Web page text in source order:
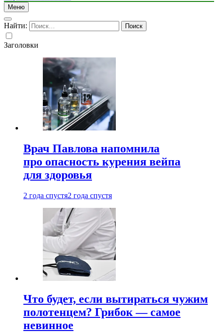
Меню
Найти:
Заголовки
Врач Павлова напомнила
про опасность курения вейпа
для здоровья
2 года спустя2 года спустя
Что будет, если вытираться чужим
полотенцем? Грибок — самое
невинное